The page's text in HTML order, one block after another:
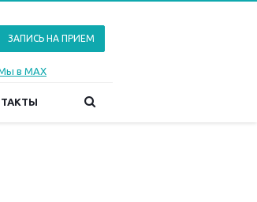
ЗАПИСЬ НА ПРИЕМ
в MAX